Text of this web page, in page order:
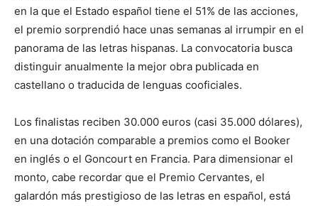
en la que el Estado español tiene el 51% de las acciones,
el premio sorprendió hace unas semanas al irrumpir en el
panorama de las letras hispanas. La convocatoria busca
distinguir anualmente la mejor obra publicada en
castellano o traducida de lenguas cooficiales.
Los finalistas reciben 30.000 euros (casi 35.000 dólares),
en una dotación comparable a premios como el Booker
en inglés o el Goncourt en Francia. Para dimensionar el
monto, cabe recordar que el Premio Cervantes, el
galardón más prestigioso de las letras en español, está